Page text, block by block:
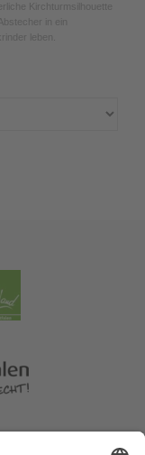
Kirchturmsilhouette
in ein
leben.